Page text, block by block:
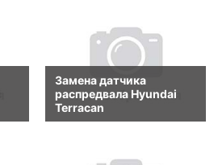
Замена датчика
распредвала Hyundai
Terracan